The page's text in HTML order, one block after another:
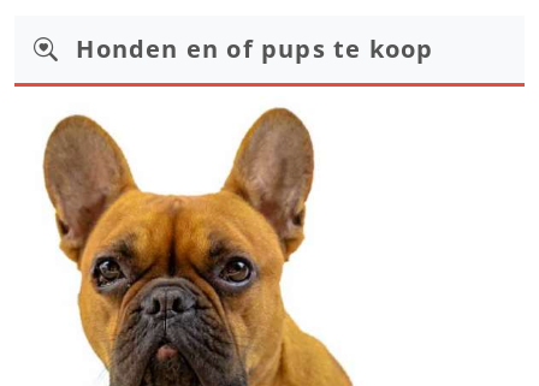
Honden en of pups te koop